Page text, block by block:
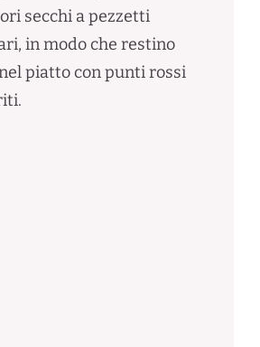
secchi a pezzetti
in modo che restino
piatto con punti rossi